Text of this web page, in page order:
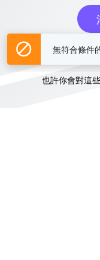
也許你會對這
無符合條件